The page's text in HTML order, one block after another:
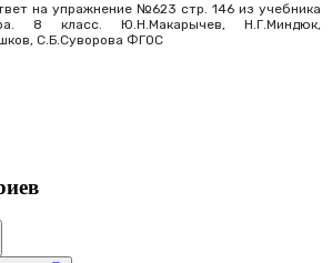
на упражнение №623 стр. 146 из учебника
8 класс. Ю.Н.Макарычев, Н.Г.Миндюк,
С.Б.Суворова ФГОС